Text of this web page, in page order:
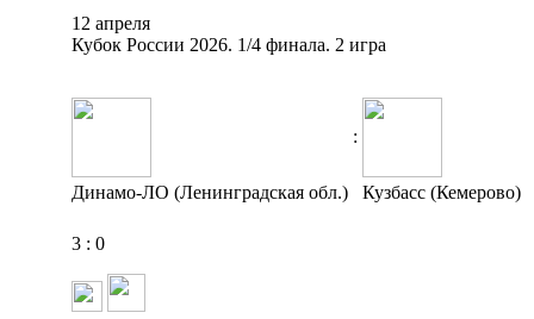
12 апреля
Кубок России 2026. 1/4 финала. 2 игра
:
Динамо-ЛО (Ленинградская обл.) Кузбасс (Кемерово)
3 : 0